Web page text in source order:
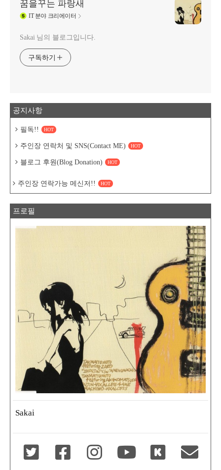
꿈을꾸는 파랑새
IT분야 크리에이터
Sakai 님의 블로그입니다.
구독하기
공지사항
필독!! HOT
주인장 연락처 및 SNS(Contact ME) HOT
블로그 후원(Blog Donation) HOT
주인장 연락가능 메신저!! HOT
프로필
Sakai